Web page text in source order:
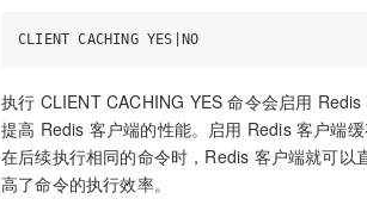
执行 CLIENT CACHING YES 命令会启用
提高 Redis 客户端的性能。启用 Redis 客户端
在后续执行相同的命令时，Redis 客户端就可
高了命令的执行效率。